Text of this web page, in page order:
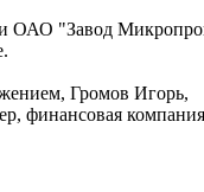
ОАО "Завод
Громов Игорь,
финансовая